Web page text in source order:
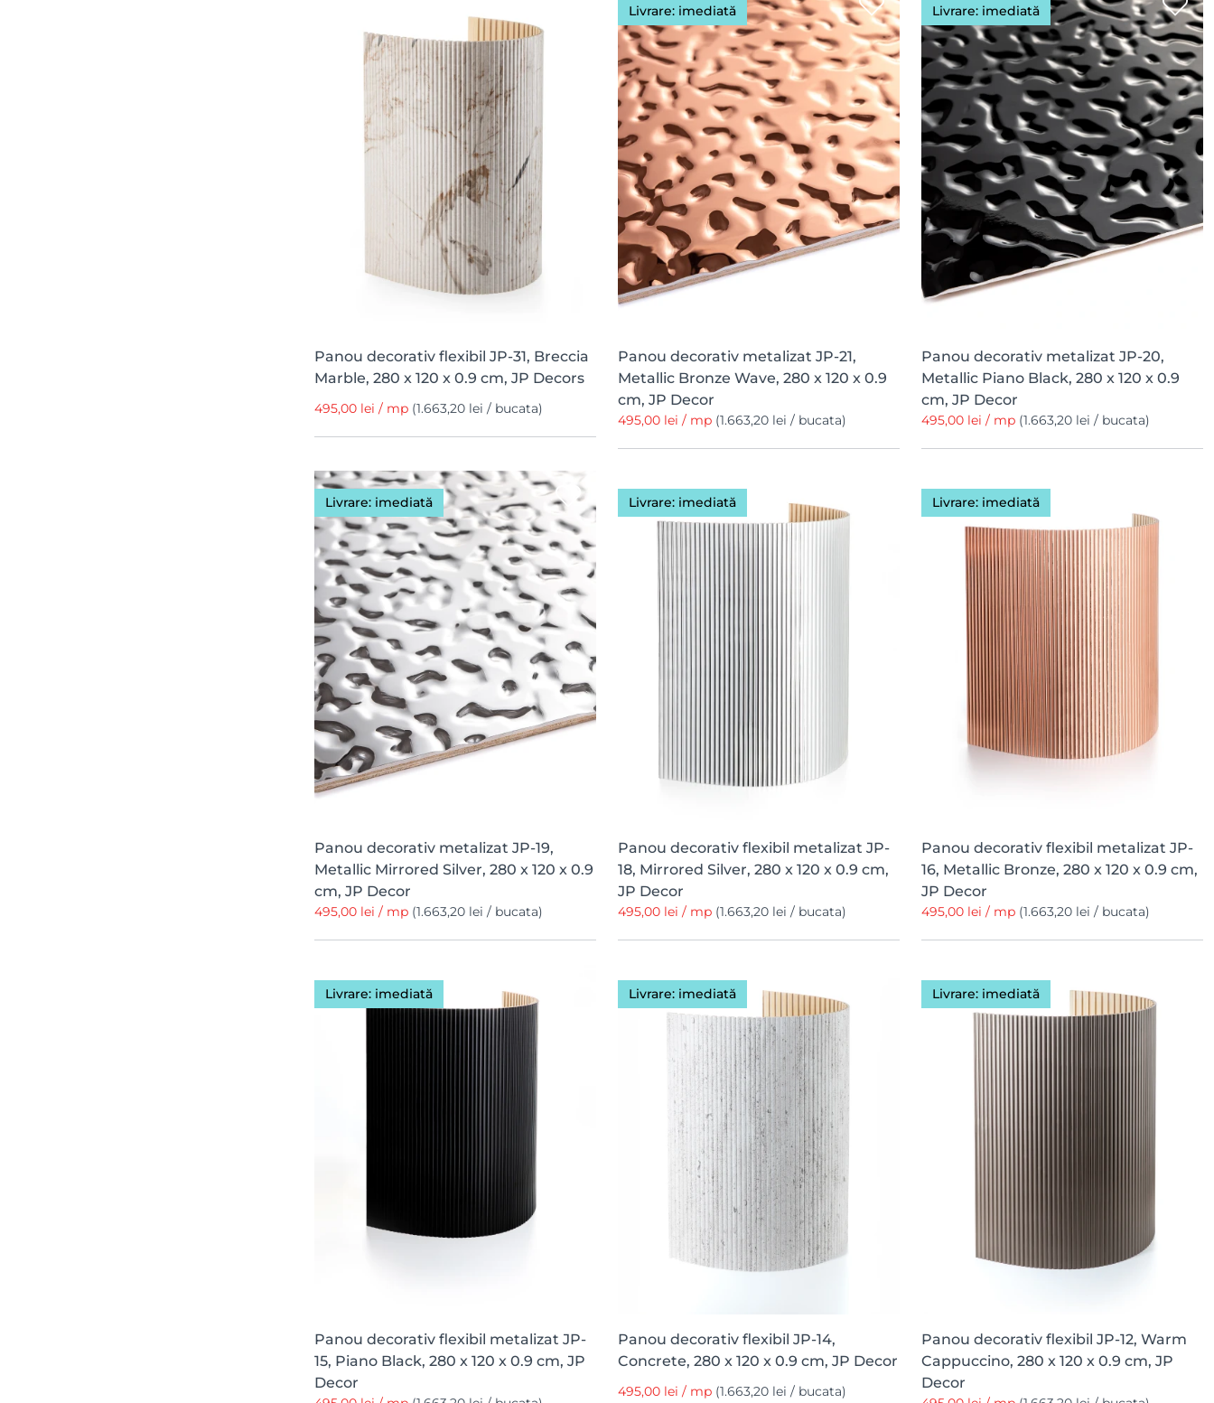
Panou decorativ flexibil JP-31, Breccia
Marble, 280 x 120 x 0.9 cm, JP Decors
495,00 lei / mp (1.663,20 lei / bucata)
Livrare: imediată
Panou decorativ metalizat JP-21,
Metallic Bronze Wave, 280 x 120 x 0.9
cm, JP Decor
495,00 lei / mp (1.663,20 lei / bucata)
Livrare: imediată
Panou decorativ metalizat JP-20,
Metallic Piano Black, 280 x 120 x 0.9
cm, JP Decor
495,00 lei / mp (1.663,20 lei / bucata)
Livrare: imediată
Panou decorativ metalizat JP-19,
Metallic Mirrored Silver, 280 x 120 x 0.9
cm, JP Decor
495,00 lei / mp (1.663,20 lei / bucata)
Livrare: imediată
Panou decorativ flexibil metalizat JP-
18, Mirrored Silver, 280 x 120 x 0.9 cm,
JP Decor
495,00 lei / mp (1.663,20 lei / bucata)
Livrare: imediată
Panou decorativ flexibil metalizat JP-
16, Metallic Bronze, 280 x 120 x 0.9 cm,
JP Decor
495,00 lei / mp (1.663,20 lei / bucata)
Livrare: imediată
Panou decorativ flexibil metalizat JP-
15, Piano Black, 280 x 120 x 0.9 cm, JP
Decor
Livrare: imediată
Panou decorativ flexibil JP-14,
Concrete, 280 x 120 x 0.9 cm, JP Decor
495,00 lei / mp (1.663,20 lei / bucata)
Livrare: imediată
Panou decorativ flexibil JP-12, Warm
Cappuccino, 280 x 120 x 0.9 cm, JP
Decor